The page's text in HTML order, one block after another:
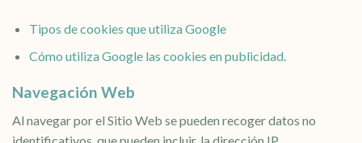
Tipos de cookies que utiliza Google
Cómo utiliza Google las cookies en publicidad.
Navegación Web
Al navegar por el Sitio Web se pueden recoger datos no
identificativos, que pueden incluir, la dirección IP,